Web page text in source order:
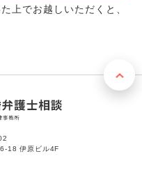
上でお越しいただくと、
18 伊原ビル4F